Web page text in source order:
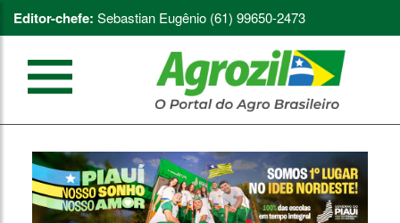
Editor-chefe: Sebastian Eugênio (61) 99650-2473